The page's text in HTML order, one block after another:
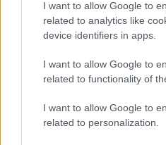
I want to allow Google to
related to analytics like
device identifiers in apps.
I want to allow Google to
related to functionality of
I want to allow Google to
related to personalization.
TV
Recenzje
Co kupić
Porady
Promocje
FinTech